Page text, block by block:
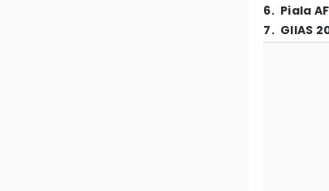
6. Piala
7. GIIAS